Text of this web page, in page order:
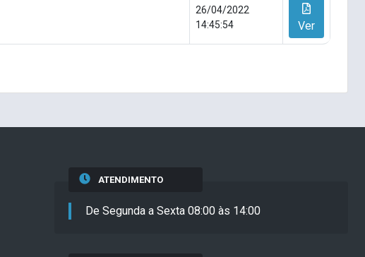
26/04/2022
14:45:54
Ver
ATENDIMENTO
De Segunda a Sexta 08:00 às 14:00